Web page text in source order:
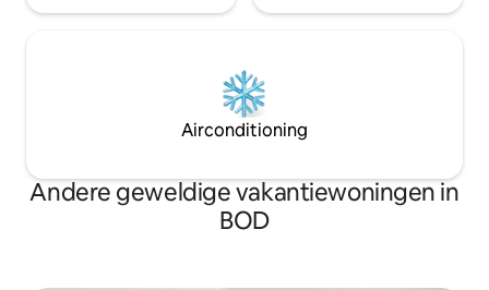
Airconditioning
Andere geweldige vakantiewoningen in
BOD